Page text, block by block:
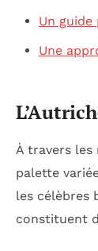
Un
Une
À travers les
palette
les célèbres
constituent